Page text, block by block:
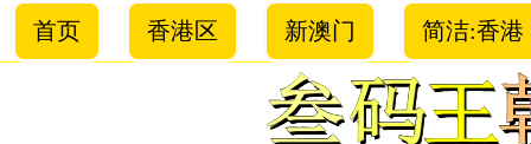
首页 香港区 新澳门 简洁:香港